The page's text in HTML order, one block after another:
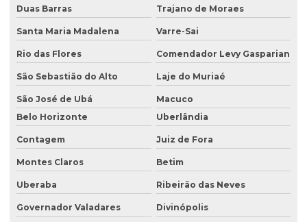
Consultoria área ambiental
Consultoria e assessoria ambiental
Consultoria em gestão ambiental
Consultoria inventário florestal
Consultoria e licenciamento ambiental
Consultoria de meio ambiente
Desativação de tanque de combustível subterrâneo
Empresa de análise de água
Duas Barras Trajano de Moraes
Santa Maria Madalena Varre-Sai
Rio das Flores Comendador Levy Gasparian
São Sebastião do Alto Laje do Muriaé
São José de Ubá
Macuco
Belo Horizonte
Uberlândia
Contagem Juiz de Fora
Montes Claros Betim
Uberaba Ribeirão das Neves
Governador Valadares Divinópolis